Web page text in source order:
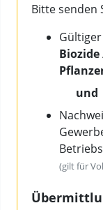
Bitte senden
Gültiger
und
(gilt für